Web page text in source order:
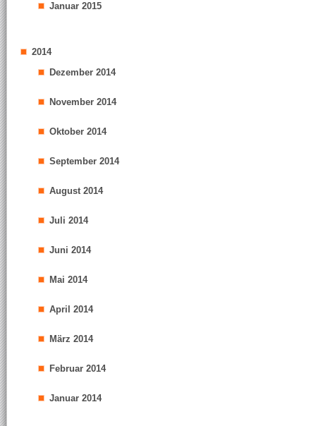
Januar 2015
2014
Dezember 2014
November 2014
Oktober 2014
September 2014
August 2014
Juli 2014
Juni 2014
Mai 2014
April 2014
März 2014
Februar 2014
Januar 2014